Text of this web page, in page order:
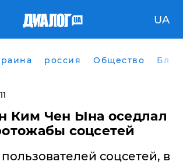
UA
россия Общество
Ким Чен Ына оседлал
соцсетей
соцсетей, в